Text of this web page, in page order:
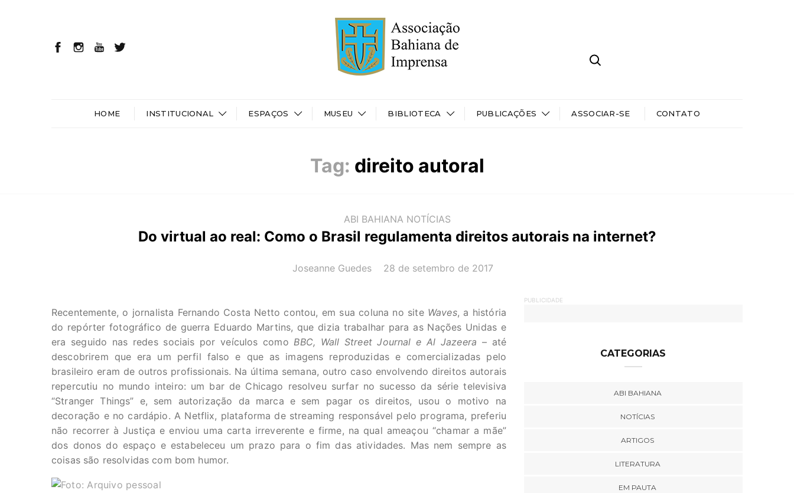
HOME INSTITUCIONAL ESPAÇOS MUSEU BIBLIOTECA PUBLICAÇÕES ASSOCIAR-SE CONTATO
Tag: direito autoral
ABI BAHIANA NOTÍCIAS
Do virtual ao real: Como o Brasil regulamenta direitos autorais na internet?
AUTOR(A):
Joseanne Guedes DATA:
28 de setembro de 2017
Recentemente, o jornalista Fernando Costa Netto contou, em sua coluna no site Waves, a história
do repórter fotográfico de guerra Eduardo Martins, que dizia trabalhar para as Nações Unidas e
era seguido nas redes sociais por veículos comoBBC, Wall Street Journal e Al Jazeera – até
descobrirem que era um perfil falso e que as imagens reproduzidas e comercializadas pelo
brasileiro eram de outros profissionais. Na última semana, outro caso envolvendo direitos autorais
repercutiu no mundo inteiro: um bar de Chicago resolveu surfar no sucesso da série televisiva
“Stranger Things” e, sem autorização da marca e sem pagar os direitos, usou o motivo na
decoração e no cardápio. A Netflix, plataforma de streaming responsável pelo programa, preferiu
não recorrer à Justiça e enviou uma carta irreverente e firme, na qual ameaçou “chamar a mãe”
dos donos do espaço e estabeleceu um prazo para o fim das atividades. Mas nem sempre as
coisas são resolvidas com bom humor.
PUBLICIDADE
CATEGORIAS
ABI BAHIANA
NOTÍCIAS
ARTIGOS
LITERATURA
EM PAUTA